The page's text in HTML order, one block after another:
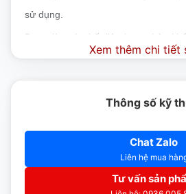
sử dụng.
Được làm từ chất liệu inox nhập
có một vẻ sáng bóng và không han
chùi, giúp người sử dụng tiết kiệm
Tủ được mát 2 cánh được
chống han gỉ và luôn sáng
Xem thêm chi tiết
Thông số kỹ
Chat Zalo
Liên hệ mua
Tư vấn sản